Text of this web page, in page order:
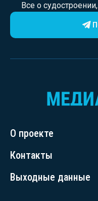
Все о
О проекте
Контакты
Выходные данные